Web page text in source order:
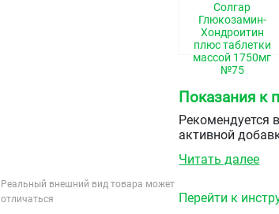
Реальный внешний вид товара может
отличаться
Солгар
Глюкозамин-
Хондроитин
плюс таблетки
массой 1750мг
№75
Показания к
Рекомендуется
активной
Читать далее
Перейти к